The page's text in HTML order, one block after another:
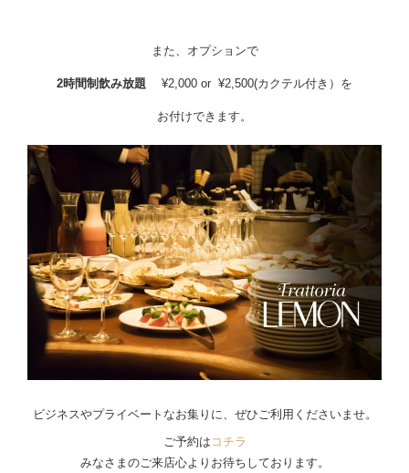
また、オプションで
2時間制飲み放題 ¥2,000 or ¥2,500(カクテル付き）を
お付けできます。
ビジネスやプライベートなお集りに、ぜひご利用くださいませ。
ご予約は コチラ
みなさまのご来店心よりお待ちしております。